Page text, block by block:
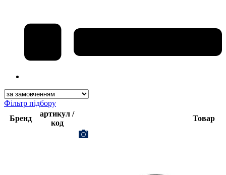
Фільтр підбору
Бренд
артикул /
код
Товар